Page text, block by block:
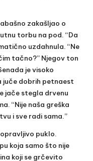
zakašljao o
torbu na pod. “Da
uzdahnula. “Ne
tačno?” Njegov ton
je visoko
juče dobrih petnaest
jače stegla drvenu
“Nije naša greška
i sve radi sama.”
puklo.
koja samo što nije
koji se grčevito